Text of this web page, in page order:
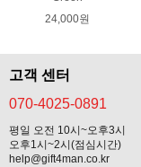
24,000원
고객 센터
070-4025-0891
평일 오전 10시~오후3시
오후1시~2시(점심시간)
help@gift4man.co.kr